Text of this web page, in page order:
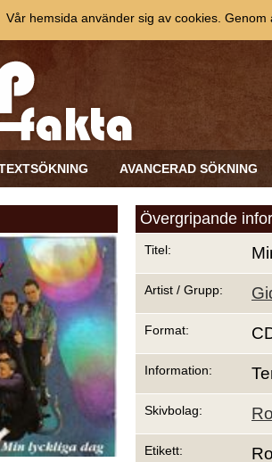
AVANCERAD SÖKNING
Övergripande
Titel:
Artist / Grupp:
Format:
Information:
Skivbolag:
Etikett:
Vår hemsida använder sig av cookies.